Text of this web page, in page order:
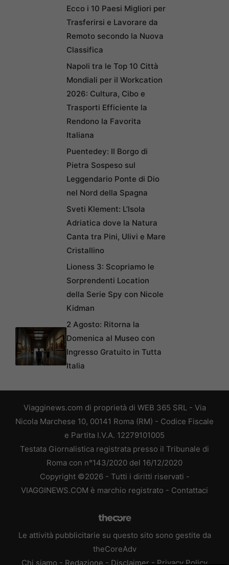
Ecco i 10 Paesi Migliori per
Trasferirsi e Lavorare da
Remoto secondo la Nuova
Classifica
Napoli tra le Top 10 Città
Mondiali per il Workcation
2026: Cultura, Cibo e
Trasporti Efficiente la
Rendono la Favorita
Italiana
Puentedey: Il Borgo di
Pietra Sospeso sul
Leggendario Ponte di Dio
nel Nord della Spagna
Sveti Klement: L’Isola
Adriatica dove la Natura
Canta tra Pini, Ulivi e Mare
Cristallino
Lioness 3: Scopriamo le
Sorprendenti Location
della Serie Spy con Nicole
Kidman
2 Agosto: Ritorna la
Domenica al Museo con
Ingresso Gratuito in Tutta
Italia
Viagginews.com di proprietà di WEB 365 SRL - Via
Nicola Marchese 10, 00141 Roma (RM) - Codice Fiscale
e Partita I.V.A. 12279101005
Testata Giornalistica registrata presso il Tribunale di
Roma con n°143/2020 del 16/12/2020
Copyright ©2026 - Tutti i diritti riservati -
VIAGGINEWS.COM è marchio registrato - Contattaci
Le attività pubblicitarie su questo sito sono gestite da
theCoreAdv
Chi siamo - Redazione - Disclaimer - Privacy Policy